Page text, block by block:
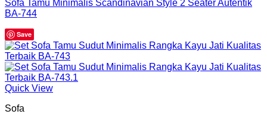
Sofa Tamu Minimalis Scandinavian Style 2 Seater Autentik
BA-744
Save
Quick View
Sofa